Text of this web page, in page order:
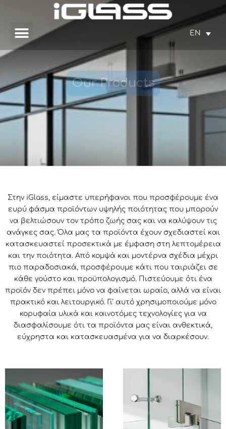
EN
Our Products
Στην iGlass, είμαστε υπερήφανοι που προσφέρουμε ένα
ευρύ φάσμα προϊόντων υψηλής ποιότητας που μπορούν
να βελτιώσουν τον τρόπο ζωής σας και να καλύψουν τις
ανάγκες σας. Όλα μας τα προϊόντα έχουν σχεδιαστεί και
κατασκευαστεί προσεκτικά με έμφαση στη λεπτομέρεια
και την ποιότητα. Από κομψά και μοντέρνα σχέδια μέχρι
πιο παραδοσιακά, προσφέρουμε κάτι που ταιριάζει σε
κάθε γούστο και προϋπολογισμό. Πιστεύουμε ότι ένα
προϊόν δεν πρέπει μόνο να φαίνεται ωραίο, αλλά να είναι
πρακτικό και λειτουργικό. Γι’ αυτό χρησιμοποιούμε μόνο
κορυφαία υλικά και καινοτόμες τεχνολογίες για να
διασφαλίσουμε ότι τα προϊόντα μας είναι ανθεκτικά,
εύχρηστα και κατασκευασμένα για να διαρκέσουν.